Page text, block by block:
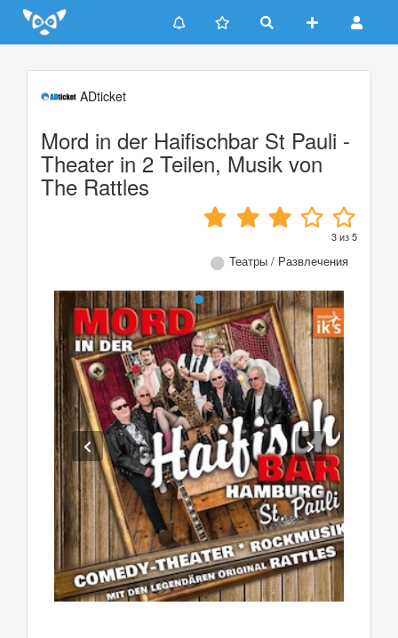
Update cookies preferences
ADticket
Mord in der Haifischbar St Pauli -
Theater in 2 Teilen, Musik von
The Rattles
3из5
Театры / Развлечения